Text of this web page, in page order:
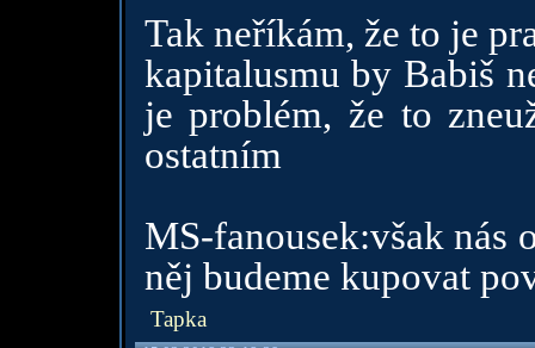
Tak neříkám, že to je
kapitalusmu by Babiš
je problém, že to
ostatním
MS-fanousek:však nás
něj budeme kupovat
Tapka